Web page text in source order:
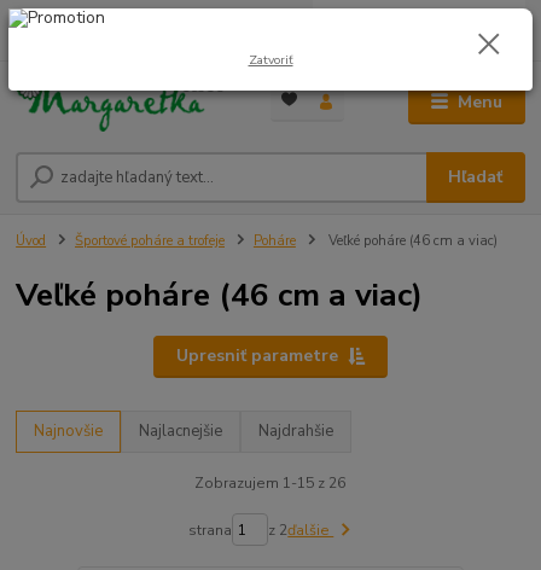
Menu
Hľadať
0948 236 042
0,00 €
Úvod Športové poháre a trofeje Poháre Veľké poháre (46 cm a viac)
Veľké poháre (46 cm a viac)
Upresniť parametre
Najnovšie Najlacnejšie Najdrahšie
Zobrazujem 1-15 z 26
strana z 2ďalšie
Zatvoriť